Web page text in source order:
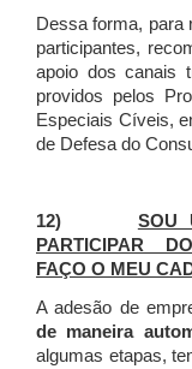
Dessa forma, para
participantes,
apoio dos canais
providos pelos
Especiais Cíveis,
de Defesa do
12) SOU
PARTICIPAR
FAÇO O MEU
A adesão de
de maneira
algumas etapas,